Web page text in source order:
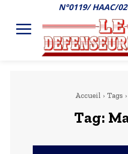
N°0119/ HAAC/
Accueil Tags
Tag: